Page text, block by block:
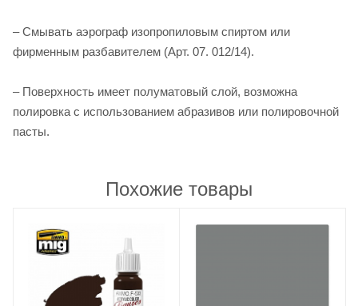
– Смывать аэрограф изопропиловым спиртом или
фирменным разбавителем (Арт. 07. 012/14).
– Поверхность имеет полуматовый слой, возможна
полировка с использованием абразивов или полировочной
пасты.
Похожие товары